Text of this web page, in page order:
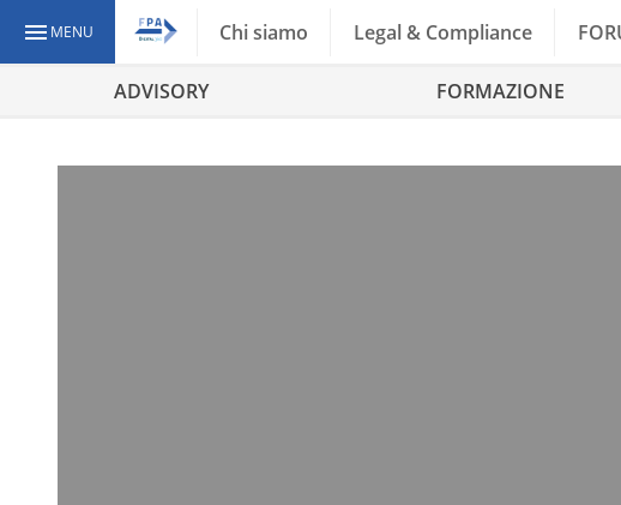
MENU Chi siamo Legal & Compliance
ADVISORY FORMAZIONE